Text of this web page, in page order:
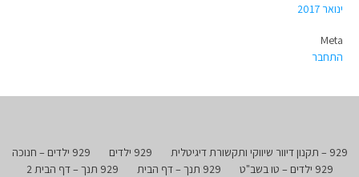
ינואר 2017
Meta
התחבר
929 – תקנון דיוור שיווקי ותקשורת דיגיטלית 929 ילדים
929 ילדים – חנוכה
929 ילדים – טו בשב"ט
929 תנך – דף הבית
929 תנך – דף הבית 2